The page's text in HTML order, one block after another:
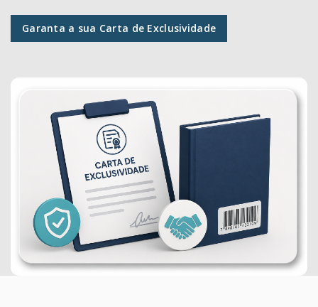
Garanta a sua Carta de Exclusividade